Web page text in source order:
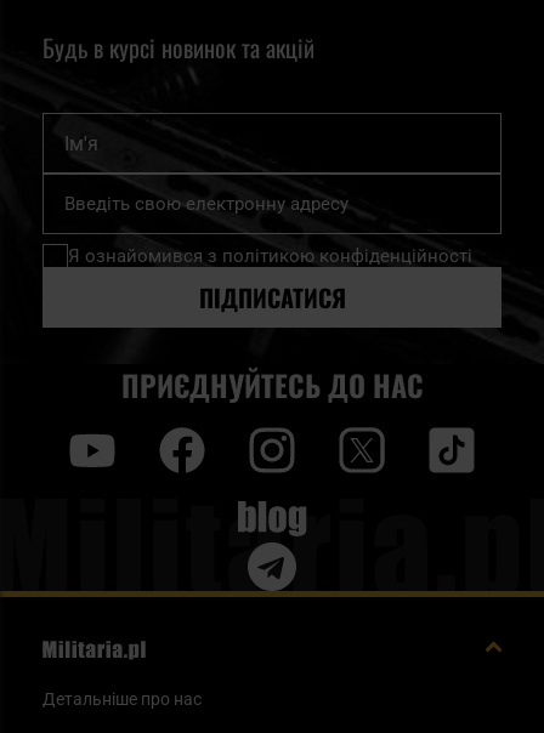
Будь в курсі новинок та акцій
Підпишіться
нашу
розсилку
Я ознайомився з політикою конфіденційності
ПІДПИСАТИСЯ
ПРИЄДНУЙТЕСЬ ДО НАС
Blog
Детальніше про нас